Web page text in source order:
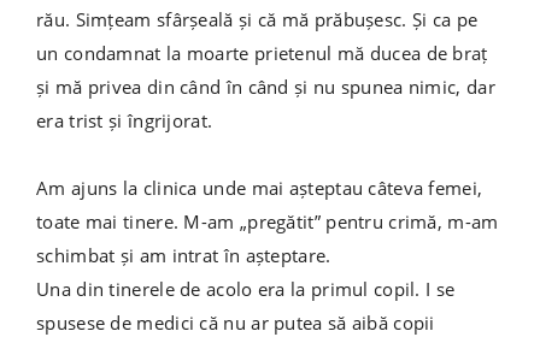
rău. Simțeam sfârșeală și că mă prăbușesc. Și ca pe
un condamnat la moarte prietenul mă ducea de braț
și mă privea din când în când și nu spunea nimic, dar
era trist și îngrijorat.
Am ajuns la clinica unde mai așteptau câteva femei,
toate mai tinere. M-am „pregătit” pentru crimă, m-am
schimbat și am intrat în așteptare.
Una din tinerele de acolo era la primul copil. I se
spusese de medici că nu ar putea să aibă copii